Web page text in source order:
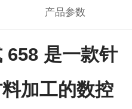
产品参数
658 是一款针
加工的数控